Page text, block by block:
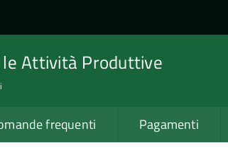
Attività Produttive
frequenti Pagamenti